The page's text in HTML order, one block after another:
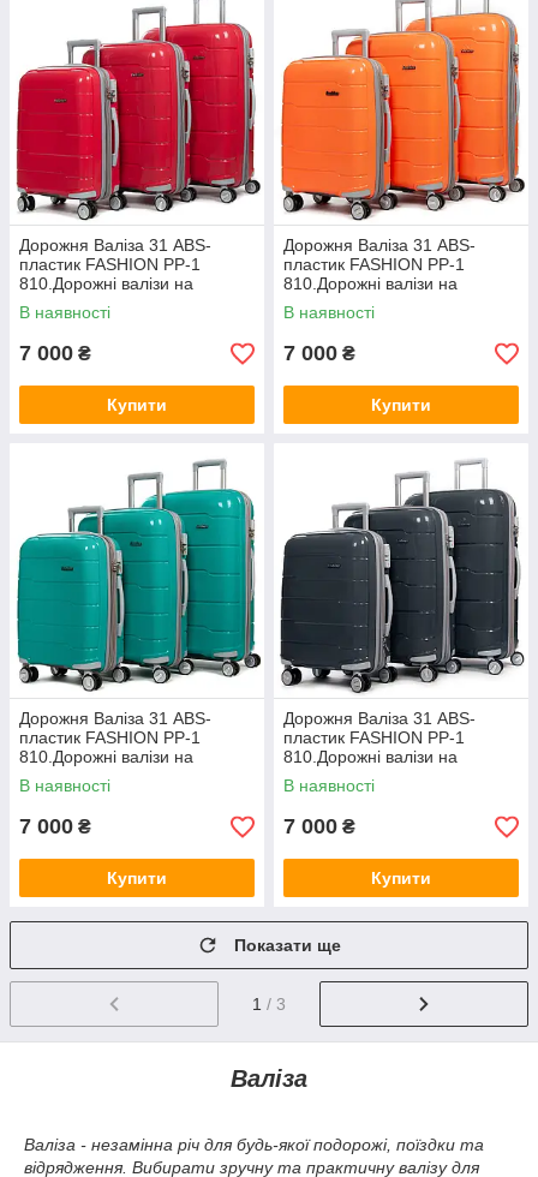
Дорожня Валіза 31 ABS-
пластик FASHION PP-1
810.Дорожні валізи на
колесах гуртом і в роздріб в
Україні
В наявності
7 000 ₴
Купити
Дорожня Валіза 31 ABS-
пластик FASHION PP-1
810.Дорожні валізи на
колесах гуртом і в роздріб в
Україні
В наявності
7 000 ₴
Купити
Дорожня Валіза 31 ABS-
пластик FASHION PP-1
810.Дорожні валізи на
колесах гуртом і в роздріб в
Україні
В наявності
7 000 ₴
Купити
Дорожня Валіза 31 ABS-
пластик FASHION PP-1
810.Дорожні валізи на
колесах гуртом і в роздріб в
Україні
В наявності
7 000 ₴
Купити
Показати ще
1 / 3
Валіза
Валіза - незамінна річ для будь-якої подорожі, поїздки та
відрядження. Вибирати зручну та практичну валізу для